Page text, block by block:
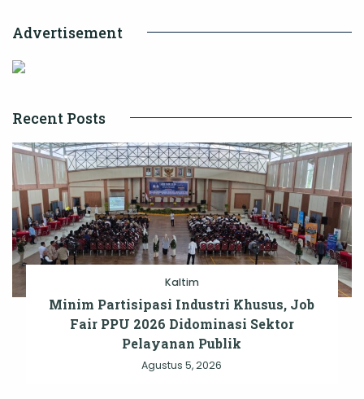
Lebaran
Advertisement
Recent Posts
Kaltim
Minim Partisipasi Industri Khusus, Job
Fair PPU 2026 Didominasi Sektor
Pelayanan Publik
Agustus 5, 2026